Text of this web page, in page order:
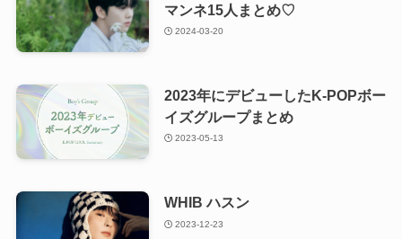
マンネ15人まとめ♡
2024-03-20
2023年にデビューしたK-POPボー
イズグループまとめ
2023-05-13
WHIB ハスン
2023-12-23